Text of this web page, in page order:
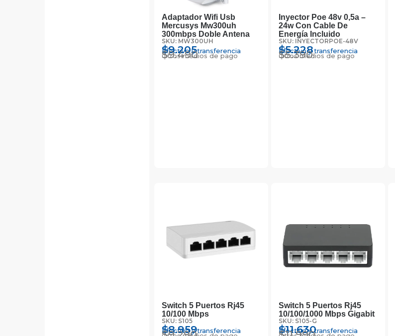
Adaptador Wifi Usb
Mercusys Mw300uh
300mbps Doble Antena
SKU: MW300UH
$9.205
Efectivo y transferencia
$9.490
Otros medios de pago
Inyector Poe 48v 0,5a –
24w Con Cable De
Energía Incluido
SKU: INYECTORPOE-48V
$5.228
Efectivo y transferencia
$5.390
Otros medios de pago
Switch 5 Puertos Rj45
10/100 Mbps
SKU: S105
$8.959
Efectivo y transferencia
Switch 5 Puertos Rj45
10/100/1000 Mbps Gigabit
SKU: S105-G
$11.630
Efectivo y transferencia